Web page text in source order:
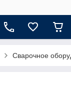
Сварочное